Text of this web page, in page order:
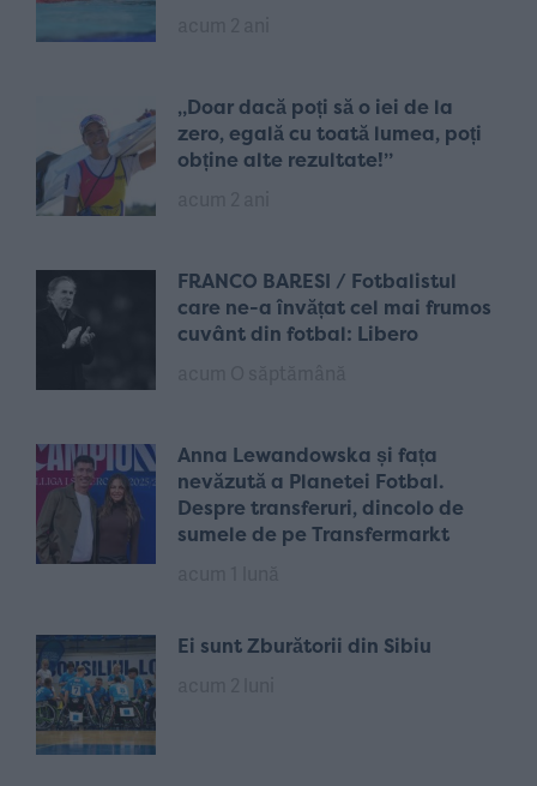
„Doar dacă poți să o iei de la
zero, egală cu toată lumea, poți
obține alte rezultate!”
FRANCO BARESI / Fotbalistul
care ne-a învățat cel mai frumos
cuvânt din fotbal: Libero
Anna Lewandowska și fața
nevăzută a Planetei Fotbal.
Despre transferuri, dincolo de
sumele de pe Transfermarkt
Ei sunt Zburătorii din Sibiu